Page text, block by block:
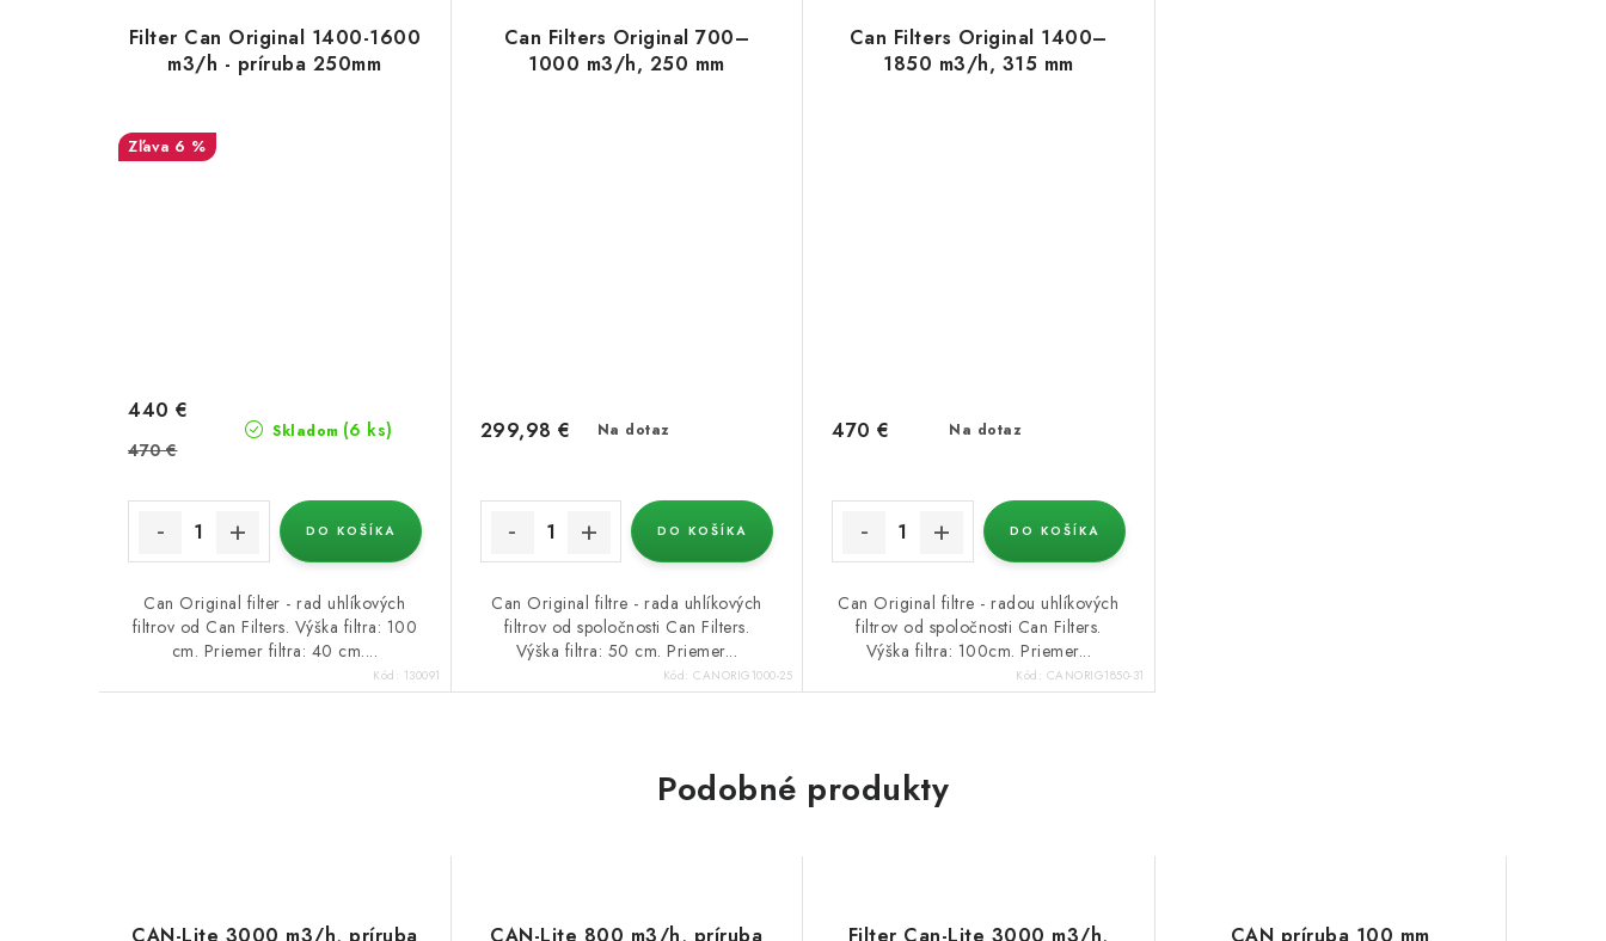
Filter Can Original 1400-1600
m3/h - príruba 250mm
6 %
Skladom (6 ks)
440 €
470 €
DO KOŠÍKA
Can Original filter - rad uhlíkových
filtrov od Can Filters. Výška filtra: 100
cm. Priemer filtra: 40 cm....
Kód: 130091
Can Filters Original 700–
1000 m3/h, 250 mm
Na dotaz
299,98 €
DO KOŠÍKA
Can Original filtre - rada uhlíkových
filtrov od spoločnosti Can Filters.
Výška filtra: 50 cm. Priemer...
Kód: CANORIG1000-25
Can Filters Original 1400–
1850 m3/h, 315 mm
Na dotaz
470 €
DO KOŠÍKA
Can Original filtre - radou uhlíkových
filtrov od spoločnosti Can Filters.
Výška filtra: 100cm. Priemer...
Kód: CANORIG1850-31
Podobné produkty